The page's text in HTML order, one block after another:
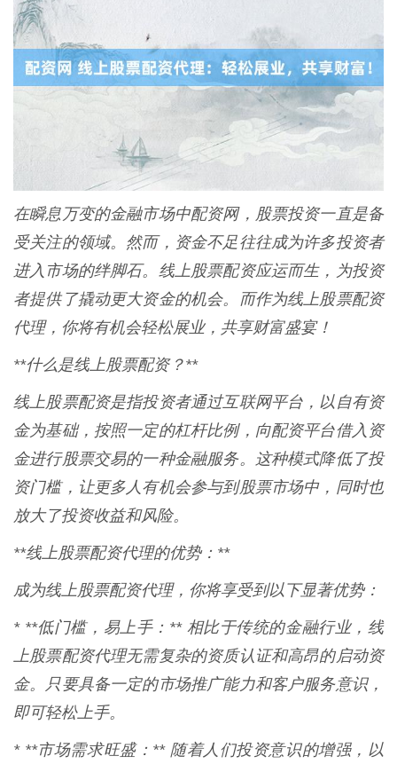
在瞬息万变的金融市场中配资网，股票投资一直是备
受关注的领域。然而，资金不足往往成为许多投资者
进入市场的绊脚石。线上股票配资应运而生，为投资
者提供了撬动更大资金的机会。而作为线上股票配资
代理，你将有机会轻松展业，共享财富盛宴！
**什么是线上股票配资？**
线上股票配资是指投资者通过互联网平台，以自有资
金为基础，按照一定的杠杆比例，向配资平台借入资
金进行股票交易的一种金融服务。这种模式降低了投
资门槛，让更多人有机会参与到股票市场中，同时也
放大了投资收益和风险。
**线上股票配资代理的优势：**
成为线上股票配资代理，你将享受到以下显著优势：
* **低门槛，易上手：** 相比于传统的金融行业，线
上股票配资代理无需复杂的资质认证和高昂的启动资
金。只要具备一定的市场推广能力和客户服务意识，
即可轻松上手。
* **市场需求旺盛：** 随着人们投资意识的增强，以